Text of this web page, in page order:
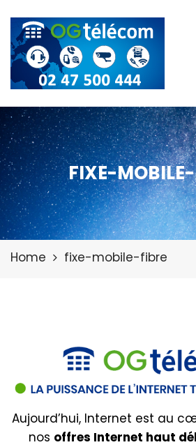
FIXE-
Home fixe-mobile-fibre
Aujourd’hui, Internet est au
nos offres Internet haut